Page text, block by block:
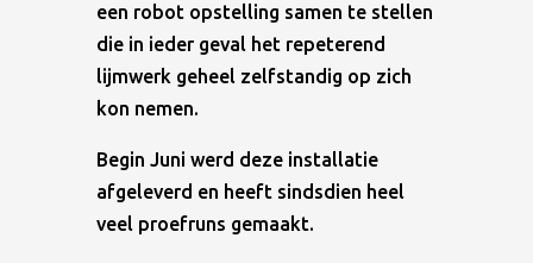
een robot opstelling samen te stellen
die in ieder geval het repeterend
lijmwerk geheel zelfstandig op zich
kon nemen.
Begin Juni werd deze installatie
afgeleverd en heeft sindsdien heel
veel proefruns gemaakt.